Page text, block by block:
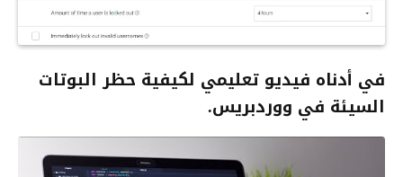
في أدناه فيديو تعليمي لكيفية حظر البوتات
السيئة في ووردبريس.